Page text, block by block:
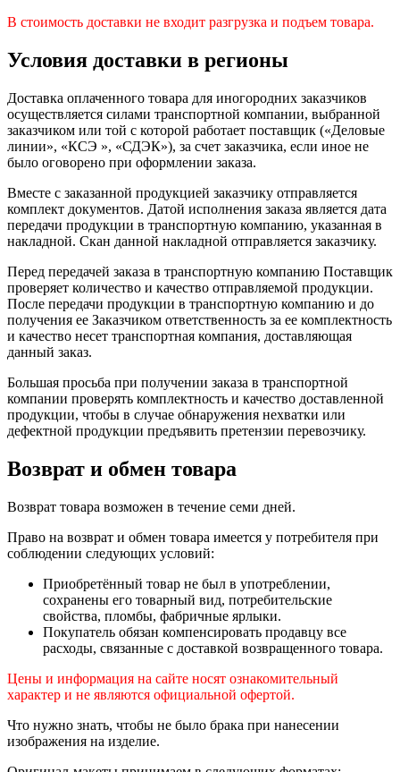
В стоимость доставки не входит разгрузка и подъем товара.
Условия доставки в регионы
Доставка оплаченного товара для иногородних заказчиков
осуществляется силами транспортной компании, выбранной
заказчиком или той с которой работает поставщик («Деловые
линии», «КСЭ », «СДЭК»), за счет заказчика, если иное не
было оговорено при оформлении заказа.
Вместе с заказанной продукцией заказчику отправляется
комплект документов. Датой исполнения заказа является дата
передачи продукции в транспортную компанию, указанная в
накладной. Скан данной накладной отправляется заказчику.
Перед передачей заказа в транспортную компанию Поставщик
проверяет количество и качество отправляемой продукции.
После передачи продукции в транспортную компанию и до
получения ее Заказчиком ответственность за ее комплектность
и качество несет транспортная компания, доставляющая
данный заказ.
Большая просьба при получении заказа в транспортной
компании проверять комплектность и качество доставленной
продукции, чтобы в случае обнаружения нехватки или
дефектной продукции предъявить претензии перевозчику.
Возврат и обмен товара
Возврат товара возможен в течение семи дней.
Право на возврат и обмен товара имеется у потребителя при
соблюдении следующих условий:
Приобретённый товар не был в употреблении,
сохранены его товарный вид, потребительские
свойства, пломбы, фабричные ярлыки.
Покупатель обязан компенсировать продавцу все
расходы, связанные с доставкой возвращенного товара.
Цены и информация на сайте носят ознакомительный
характер и не являются официальной офертой.
Что нужно знать, чтобы не было брака при нанесении
изображения на изделие.